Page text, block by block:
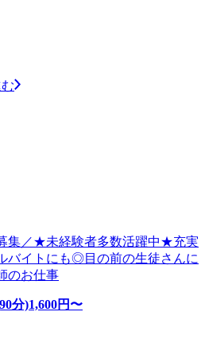
集／★未経験者多数活躍中★充実
バイトにも◎目の前の生徒さんに
のお仕事
分)1,600円〜